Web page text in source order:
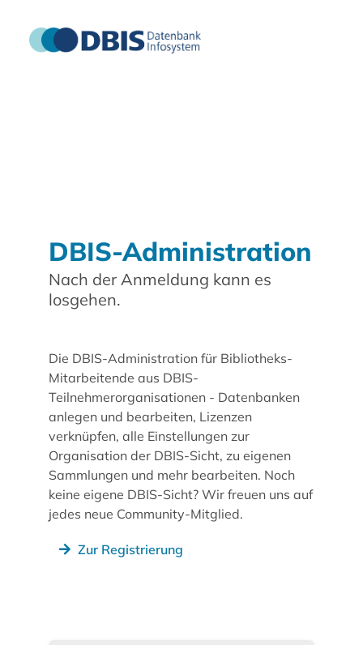
DBIS-Administration
Nach der Anmeldung kann es
losgehen.
Die DBIS-Administration für Bibliotheks-
Mitarbeitende aus DBIS-
Teilnehmerorganisationen - Datenbanken
anlegen und bearbeiten, Lizenzen
verknüpfen, alle Einstellungen zur
Organisation der DBIS-Sicht, zu eigenen
Sammlungen und mehr bearbeiten. Noch
keine eigene DBIS-Sicht? Wir freuen uns auf
jedes neue Community-Mitglied.
Zur Registrierung